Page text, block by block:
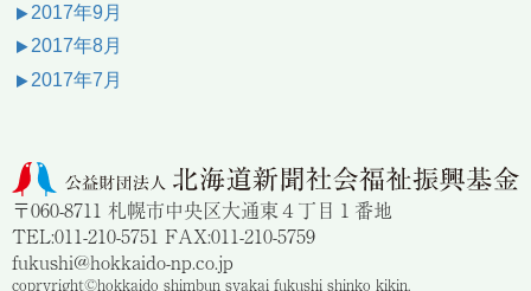
2017年9月
2017年8月
2017年7月
〒060-8711 札幌市中央区大通東４丁目１番地
TEL:011-210-5751 FAX:011-210-5759
fukushi@hokkaido-np.co.jp
copryright©hokkaido shimbun syakai fukushi shinko kikin.